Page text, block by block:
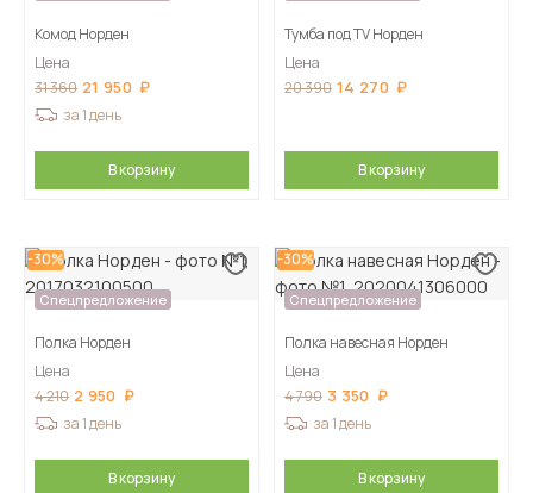
Комод Норден
Цена
31 360 21 950
за 1 день
В корзину
Тумба под TV Норден
Цена
20 390 14 270
В корзину
-30%
Спецпредложение
Полка Норден
Цена
4 210 2 950
за 1 день
В корзину
-30%
Спецпредложение
Полка навесная Норден
Цена
4 790 3 350
за 1 день
В корзину